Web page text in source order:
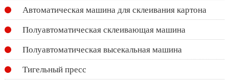
Автоматическая машина для склеивания картона
Полуавтоматическая склеивающая машина
Полуавтоматическая высекальная машина
Тигельный пресс